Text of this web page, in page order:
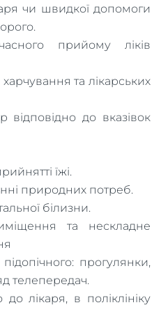
чи швидкої допомоги
прийому ліків
та лікарських
до вказівок
їжі.
природних потреб.
білизни.
та нескладне
прогулянки,
телепередач.
лікаря, в поліклініку